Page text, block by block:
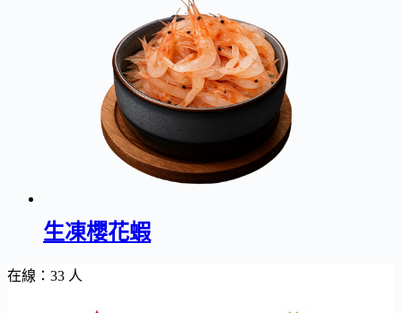
生凍櫻花蝦
在線：33 人